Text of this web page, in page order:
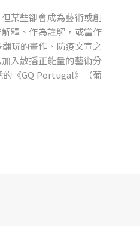
某些卻會成為藝術或創
釋、作為註解，或當作
玩的畫作、防疫文宣之
入散播正能量的藝術分
《GQ Portugal》（葡